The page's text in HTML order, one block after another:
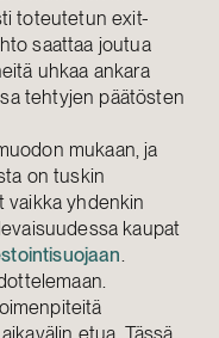
toteutetun exit-
saattaa joutua
uhkaa ankara
tehtyjen päätösten
mukaan, ja
on tuskin
vaikka yhdenkin
kaupat
.